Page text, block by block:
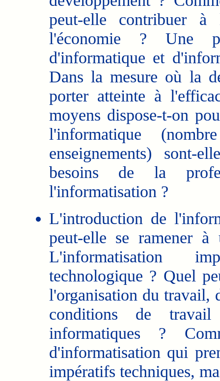
peut-elle contribuer
l'économie ? Une
d'informatique et
Dans la mesure où la
porter atteinte à
moyens dispose-t-on
l'informatique
enseignements) sont-
besoins de la
l'informatisation ?
L'introduction de
peut-elle se ramener à
L'informatisation
technologique ? Quel
l'organisation du travail,
conditions de
informatiques ?
d'informatisation qui
impératifs techniques,